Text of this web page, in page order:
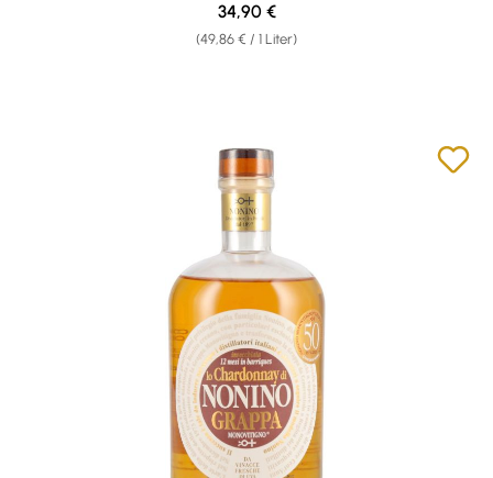
(49,86 € / 1 Liter)
Regulärer Preis:
34,90 €